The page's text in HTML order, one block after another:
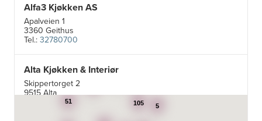
Alfa3 Kjøkken AS
Apalveien 1
3360 Geithus
Tel.:32780700
Alta Kjøkken & Interiør
Skippertorget 2
9515 Alta
99007242 105
51
5